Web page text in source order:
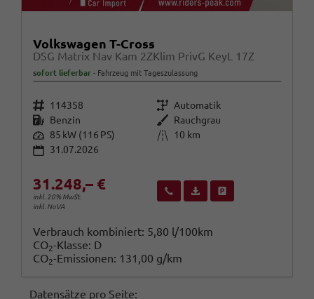
Volkswagen T-Cross
DSG Matrix Nav Kam 2ZKlim PrivG KeyL 17Z
sofort lieferbar Fahrzeug mit Tageszulassung
Fahrzeugnr. 114358 Getriebe Automatik
Kraftstoff Benzin Außenfarbe
Rauchgrau
Leistung 85 kW (116 PS) Kilometerstand
10 km
31.07.2026
31.248,– €
inkl. 20% MwSt.
inkl. NoVA
Wir rufen Sie anFahrzeugexposé (PDF)
Verbrauch kombiniert: 5,80 l/100km
CO2-Klasse: D
CO2-Emissionen: 131,00 g/km
Datensätze pro Seite: